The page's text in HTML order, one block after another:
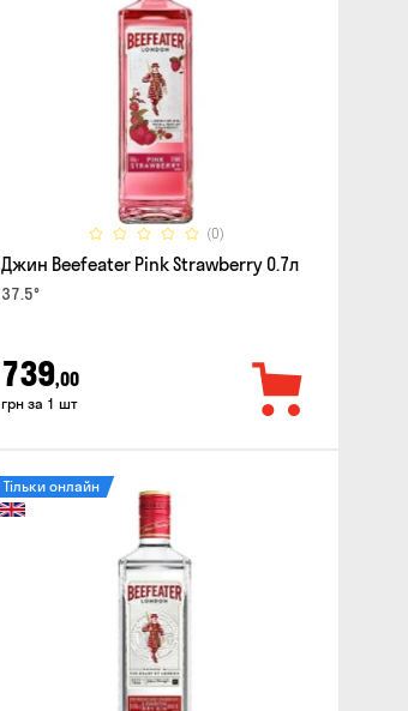
(0)
Джин Beefeater Pink Strawberry 0.7л
37.5°
739,00
грн за 1 шт
Тільки онлайн